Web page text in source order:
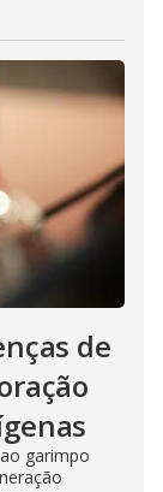
de
garimpo